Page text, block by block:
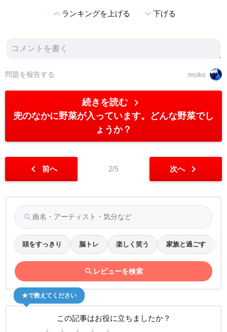
expand_lessランキングを上げる expand_more下げる
moko
問題を報告する
続きを読む chevron_right
兜のなかに野菜が入っています。どんな野菜でし
ょうか？
chevron_left 前へ 2/5 次へ chevron_right
search
頭をすっきり 脳トレ 楽しく笑う 家族と過ごす
search レビューを検索
この記事はお役に立ちましたか？
★で教えてください